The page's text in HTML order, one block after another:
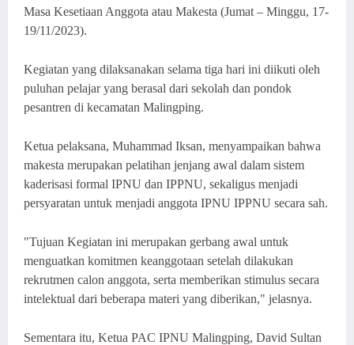
Masa Kesetiaan Anggota atau Makesta (Jumat – Minggu, 17-
19/11/2023).
Kegiatan yang dilaksanakan selama tiga hari ini diikuti oleh
puluhan pelajar yang berasal dari sekolah dan pondok
pesantren di kecamatan Malingping.
Ketua pelaksana, Muhammad Iksan, menyampaikan bahwa
makesta merupakan pelatihan jenjang awal dalam sistem
kaderisasi formal IPNU dan IPPNU, sekaligus menjadi
persyaratan untuk menjadi anggota IPNU IPPNU secara sah.
"Tujuan Kegiatan ini merupakan gerbang awal untuk
menguatkan komitmen keanggotaan setelah dilakukan
rekrutmen calon anggota, serta memberikan stimulus secara
intelektual dari beberapa materi yang diberikan," jelasnya.
Sementara itu, Ketua PAC IPNU Malingping, David Sultan